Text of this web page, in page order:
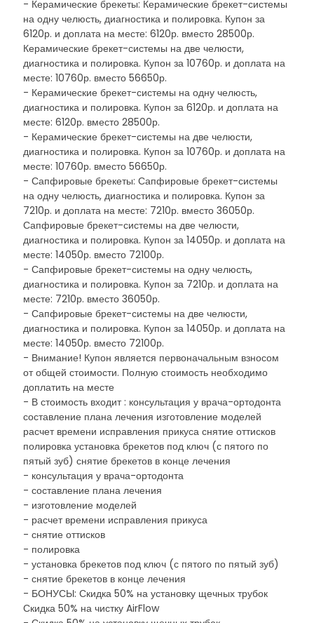
- Керамические брекеты: Керамические брекет-системы
на одну челюсть, диагностика и полировка. Купон за
6120р. и доплата на месте: 6120р. вместо 28500р.
Керамические брекет-системы на две челюсти,
диагностика и полировка. Купон за 10760р. и доплата на
месте: 10760р. вместо 56650р.
- Керамические брекет-системы на одну челюсть,
диагностика и полировка. Купон за 6120р. и доплата на
месте: 6120р. вместо 28500р.
- Керамические брекет-системы на две челюсти,
диагностика и полировка. Купон за 10760р. и доплата на
месте: 10760р. вместо 56650р.
- Сапфировые брекеты: Сапфировые брекет-системы
на одну челюсть, диагностика и полировка. Купон за
7210р. и доплата на месте: 7210р. вместо 36050р.
Сапфировые брекет-системы на две челюсти,
диагностика и полировка. Купон за 14050р. и доплата на
месте: 14050р. вместо 72100р.
- Сапфировые брекет-системы на одну челюсть,
диагностика и полировка. Купон за 7210р. и доплата на
месте: 7210р. вместо 36050р.
- Сапфировые брекет-системы на две челюсти,
диагностика и полировка. Купон за 14050р. и доплата на
месте: 14050р. вместо 72100р.
- Внимание! Купон является первоначальным взносом
от общей стоимости. Полную стоимость необходимо
доплатить на месте
- В стоимость входит : консультация у врача-ортодонта
составление плана лечения изготовление моделей
расчет времени исправления прикуса снятие оттисков
полировка установка брекетов под ключ (с пятого по
пятый зуб) снятие брекетов в конце лечения
- консультация у врача-ортодонта
- составление плана лечения
- изготовление моделей
- расчет времени исправления прикуса
- снятие оттисков
- полировка
- установка брекетов под ключ (с пятого по пятый зуб)
- снятие брекетов в конце лечения
- БОНУСЫ: Скидка 50% на установку щечных трубок
Скидка 50% на чистку AirFlow